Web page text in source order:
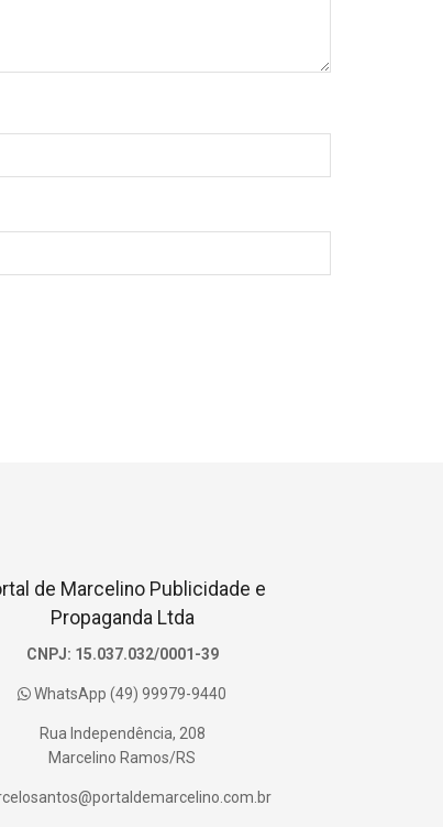
de Marcelino Publicidade e
Propaganda Ltda
CNPJ: 15.037.032/0001-39
WhatsApp (49) 99979-9440
Rua Independência, 208
Marcelino Ramos/RS